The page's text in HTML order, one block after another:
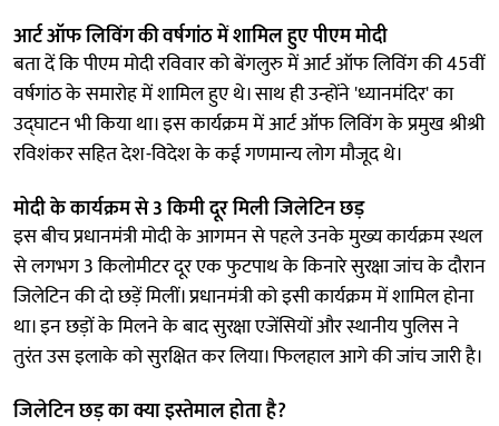
आर्ट ऑफ लिविंग की वर्षगांठ में शामिल हुए पीएम मोदी
बता दें कि पीएम मोदी रविवार को बेंगलुरु में आर्ट ऑफ लिविंग की 45वीं
वर्षगांठ के समारोह में शामिल हुए थे। साथ ही उन्होंने 'ध्यानमंदिर' का
उद्घाटन भी किया था। इस कार्यक्रम में आर्ट ऑफ लिविंग के प्रमुख श्रीश्री
रविशंकर सहित देश-विदेश के कई गणमान्य लोग मौजूद थे।
मोदी के कार्यक्रम से 3 किमी दूर मिली जिलेटिन छड़
इस बीच प्रधानमंत्री मोदी के आगमन से पहले उनके मुख्य कार्यक्रम स्थल
से लगभग 3 किलोमीटर दूर एक फुटपाथ के किनारे सुरक्षा जांच के दौरान
जिलेटिन की दो छड़ें मिलीं। प्रधानमंत्री को इसी कार्यक्रम में शामिल होना
था। इन छड़ों के मिलने के बाद सुरक्षा एजेंसियों और स्थानीय पुलिस ने
तुरंत उस इलाके को सुरक्षित कर लिया। फिलहाल आगे की जांच जारी है।
जिलेटिन छड़ का क्या इस्तेमाल होता है?